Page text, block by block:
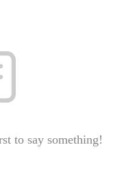
to say something!